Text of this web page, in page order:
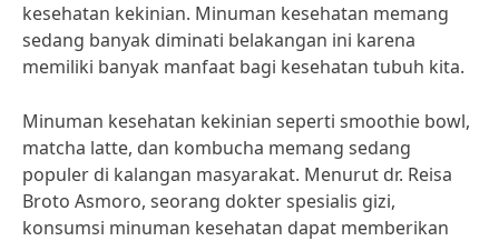
kesehatan kekinian. Minuman kesehatan memang
sedang banyak diminati belakangan ini karena
memiliki banyak manfaat bagi kesehatan tubuh kita.
Minuman kesehatan kekinian seperti smoothie bowl,
matcha latte, dan kombucha memang sedang
populer di kalangan masyarakat. Menurut dr. Reisa
Broto Asmoro, seorang dokter spesialis gizi,
konsumsi minuman kesehatan dapat memberikan